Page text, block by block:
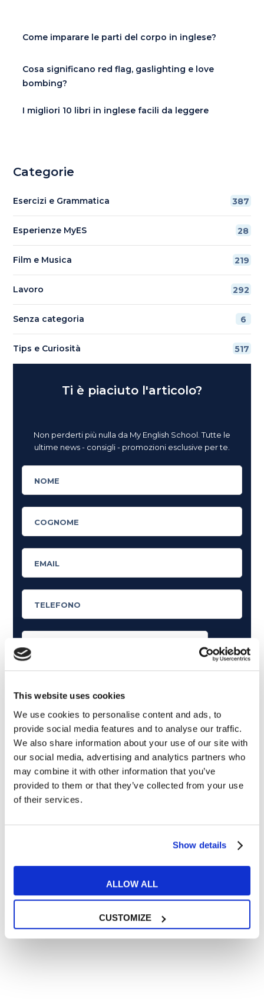
This website uses cookies
We use cookies to personalise content and ads, to
provide social media features and to analyse our traffic.
We also share information about your use of our site with
our social media, advertising and analytics partners who
may combine it with other information that you’ve
provided to them or that they’ve collected from your use
of their services.
Show details
ALLOW ALL
CUSTOMIZE
Come imparare le parti del corpo in inglese?
Cosa significano red flag, gaslighting e love
bombing?
I migliori 10 libri in inglese facili da leggere
Categorie
Esercizi e Grammatica 387
Esperienze MyES 28
Film e Musica 219
Lavoro 292
Senza categoria 6
Tips e Curiosità 517
Ti è piaciuto l'articolo?
Non perderti più nulla da My English School. Tutte le
ultime news - consigli - promozioni esclusive per te.
Articoli dedicati alla grammatica inglese
Articoli dedicati a inglese nel mondo del lavoro
Articoli con tips e new sulla lingua inglese
Articoli divertenti su film e musica
In quanto di età superiore ai 16 anni, dichiaro di acconsentire
al trattamento dei miei dati personali in conformità
all’informativa privacy.
Desidero ricevere comunicazioni commerciali e promozionali